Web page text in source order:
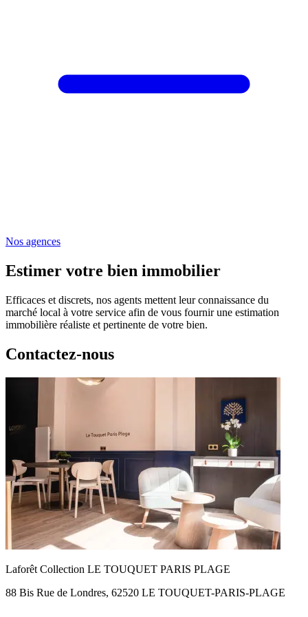
Nos agences
Estimer votre bien immobilier
Efficaces et discrets, nos agents mettent leur connaissance du
marché local à votre service afin de vous fournir une estimation
immobilière réaliste et pertinente de votre bien.
Contactez-nous
Laforêt Collection LE TOUQUET PARIS PLAGE
88 Bis Rue de Londres, 62520 LE TOUQUET-PARIS-PLAGE